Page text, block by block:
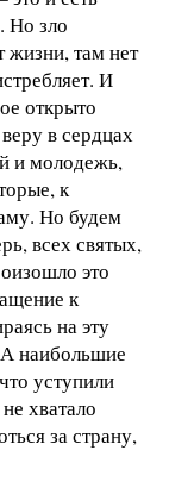
Но зло
жизни, там нет
И
открыто
в сердцах
и молодежь,
к
Но будем
всех святых,
это
к
на эту
наибольшие
уступили
хватало
за страну,